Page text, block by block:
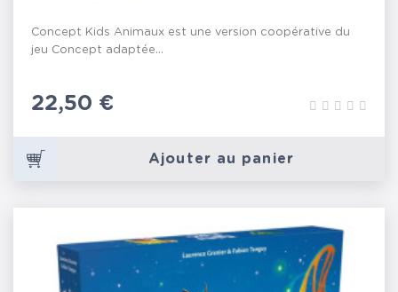
Concept Kids Animaux est une version coopérative du
jeu Concept adaptée...
Prix
22,50 €
Ajouter au panier